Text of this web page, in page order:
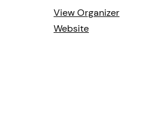
View Organizer
Website